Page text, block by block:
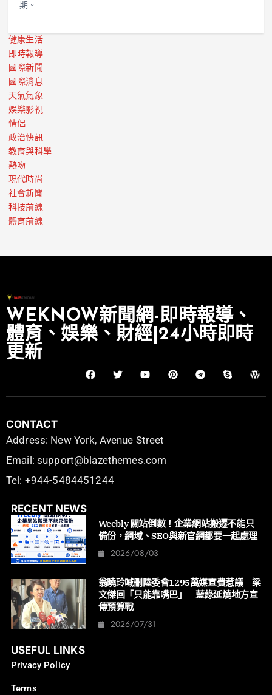
期。
健康生活
即時報導
國際新聞
國際消息
天氣氣象
娛樂影視
情侶
政治快訊
教育與科學
熱吻
現代時尚
社會新聞
科技前線
體育前線
WEKNOW新聞網-即時報導、
體育、娛樂、財經|24小時即時
更新
CONTACT
Address: New York, Avenue Street
Email: support@blazethemes.com
Tel: +944-5484451244
RECENT NEWS
Weebly 關站倒數！企業網站搬遷不能只
備份，網域、SEO與新官網都要一起處理
2026/08/03
翁曉玲喊刪陸委會1295萬媒宣費惹議 梁
文傑回「只能靠嘴巴」 藍綠延燒地方宣
傳預算戰
2026/07/31
USEFUL LINKS
Privacy Policy
Terms